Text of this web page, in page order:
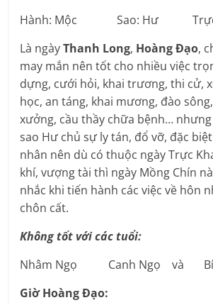
Hành: Mộc Sao: Hư Trực:
Là ngàyThanh Long, Hoàng Đạo,
may mắn nên tốt cho nhiều việc
dựng, cưới hỏi, khai trương, thi cử,
học, an táng, khai mương, đào
xưởng, cầu thầy chữa bệnh… nhưng
sao Hư chủ sự ly tán, đổ vỡ, đặc
nhân nên dù có thuộc ngày Trực
khí, vượng tài thì ngày Mồng Chín
nhắc khi tiến hành các việc về hôn
chôn cất.
Không tốt với các tuổi:
Nhâm Ngọ Canh Ngọ và
Giờ Hoàng Đạo: